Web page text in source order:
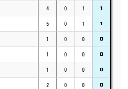
4 0 1 1
5 0 1 1
1 0 0 0
1 0 0 0
1 0 0 0
2 0 0 0